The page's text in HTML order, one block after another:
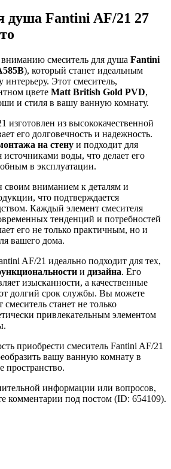
душа Fantini AF/21 27
смеситель для душа Fantini
), который станет идеальным
Этот смеситель,
цвете Matt British Gold PVD,
и стиля в вашу ванную комнату.
изготовлен из высококачественной
его долговечность и надежность.
на стену и подходит для
источниками воды, что делает его
в эксплуатации.
своим вниманием к деталям и
что подтверждается
Каждый элемент смесителя
тенденций и потребностей
его не только практичным, но и
вашего дома.
AF/21 идеально подходит для тех,
и дизайна. Его
изысканности, а качественные
долгий срок службы. Вы можете
станет не только
привлекательным элементом
приобрести смеситель Fantini AF/21
вашу ванную комнату в
пространство.
информации или вопросов,
комментарии под постом (ID: 654109).